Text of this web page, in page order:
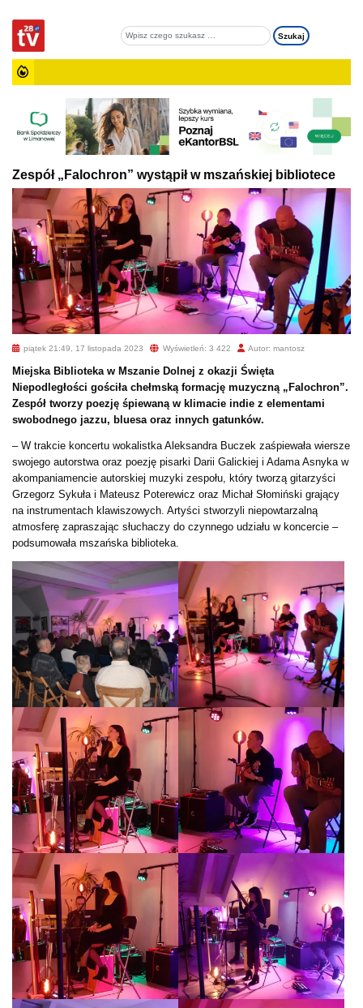
Zespół „Falochron” wystąpił w mszańskiej bibliotece
piątek 21:49, 17 listopada 2023 Wyświetleń: 3 422 Autor: mantosz
Miejska Biblioteka w Mszanie Dolnej z okazji Święta
Niepodległości gościła chełmską formację muzyczną „Falochron”.
Zespół tworzy poezję śpiewaną w klimacie indie z elementami
swobodnego jazzu, bluesa oraz innych gatunków.
– W trakcie koncertu wokalistka Aleksandra Buczek zaśpiewała wiersze
swojego autorstwa oraz poezję pisarki Darii Galickiej i Adama Asnyka w
akompaniamencie autorskiej muzyki zespołu, który tworzą gitarzyści
Grzegorz Sykuła i Mateusz Poterewicz oraz Michał Słomiński grający
na instrumentach klawiszowych. Artyści stworzyli niepowtarzalną
atmosferę zapraszając słuchaczy do czynnego udziału w koncercie –
podsumowała mszańska biblioteka.